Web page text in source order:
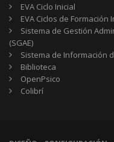
EVA Ciclo Inicial
EVA Ciclos de
Sistema de Gestión
(SGAE)
Sistema de Información
Biblioteca
OpenPsico
Colibrí